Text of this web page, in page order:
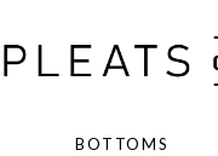
BOTTOMS